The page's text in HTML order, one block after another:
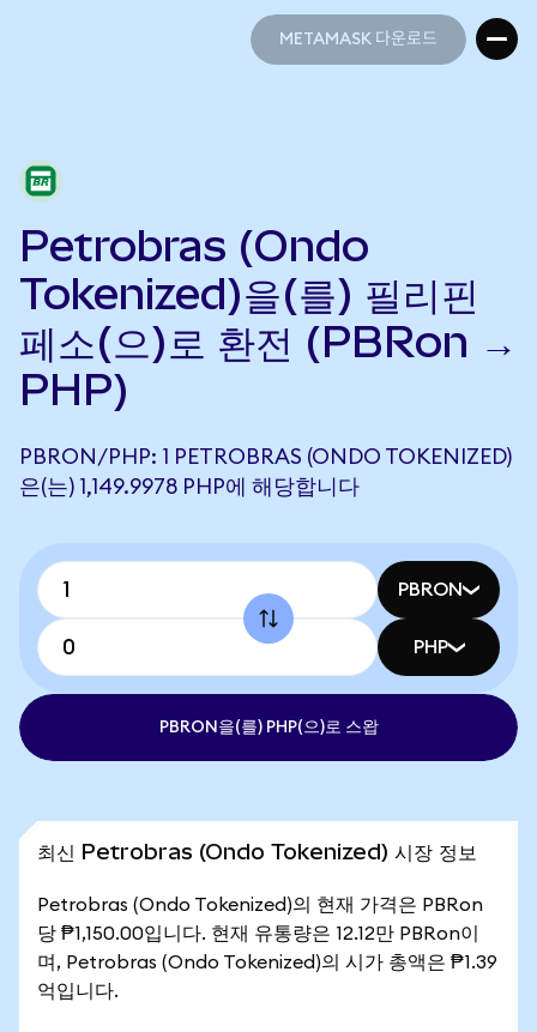
METAMASK 다운로드
Petrobras (Ondo
Tokenized)을(를) 필리핀
페소(으)로 환전 (PBRon →
PHP)
PBRON/PHP: 1 PETROBRAS (ONDO TOKENIZED)
은(는) 1,149.9978 PHP에 해당합니다
PBRON
PHP
PBRON을(를) PHP(으)로 스왑
최신 Petrobras (Ondo Tokenized) 시장 정보
Petrobras (Ondo Tokenized)의 현재 가격은 PBRon
당 ₱1,150.00입니다. 현재 유통량은 12.12만 PBRon이
며, Petrobras (Ondo Tokenized)의 시가 총액은 ₱1.39
억입니다.